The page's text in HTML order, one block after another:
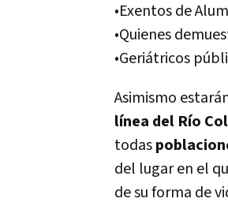
•Exentos de
•Quienes
•Geriátricos
Asimismo
línea del Río
todas
del lugar en el
de su forma de